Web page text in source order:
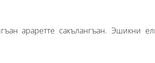
араретте сакълангъан. Эшикни